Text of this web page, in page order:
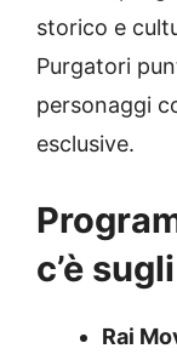
storico e
Purgatori
personaggi
esclusive.
c’è
Rai